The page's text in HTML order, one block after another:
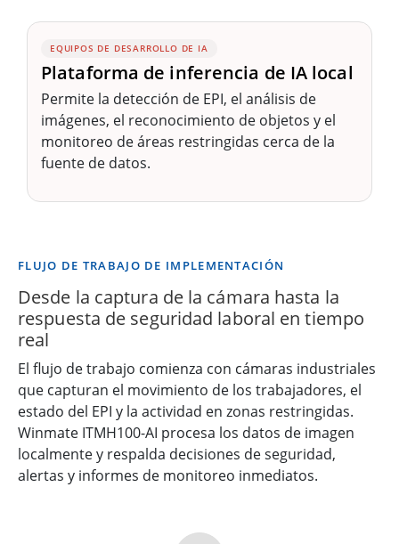
EQUIPOS DE DESARROLLO DE IA
Plataforma de inferencia de IA local
Permite la detección de EPI, el análisis de
imágenes, el reconocimiento de objetos y el
monitoreo de áreas restringidas cerca de la
fuente de datos.
FLUJO DE TRABAJO DE IMPLEMENTACIÓN
Desde la captura de la cámara hasta la
respuesta de seguridad laboral en tiempo
real
El flujo de trabajo comienza con cámaras industriales
que capturan el movimiento de los trabajadores, el
estado del EPI y la actividad en zonas restringidas.
Winmate ITMH100-AI procesa los datos de imagen
localmente y respalda decisiones de seguridad,
alertas y informes de monitoreo inmediatos.